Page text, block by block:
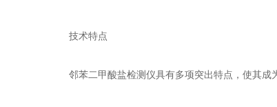
技术特点
邻苯二甲酸盐检测仪具有多项突出特点，使其成